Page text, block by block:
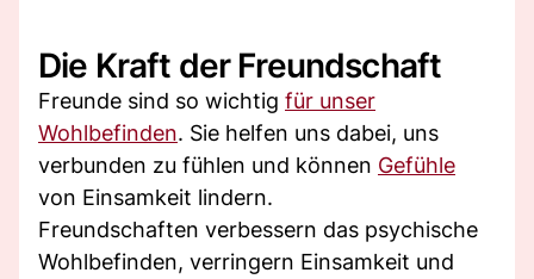
Die Kraft der Freundschaft
Freunde sind so wichtig für unser
Wohlbefinden. Sie helfen uns dabei, uns
verbunden zu fühlen und können Gefühle
von Einsamkeit lindern.
Freundschaften verbessern das psychische
Wohlbefinden, verringern Einsamkeit und